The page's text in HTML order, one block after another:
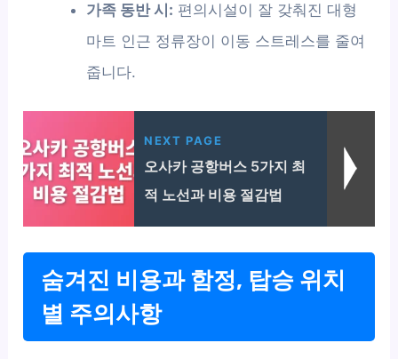
가족 동반 시: 편의시설이 잘 갖춰진 대형
마트 인근 정류장이 이동 스트레스를 줄여
줍니다.
NEXT PAGE
오사카 공항버스 5가지 최
적 노선과 비용 절감법
숨겨진 비용과 함정, 탑승 위치
별 주의사항